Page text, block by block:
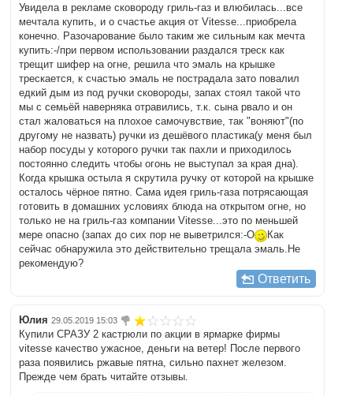
Увидела в рекламе сковороду гриль-газ и влюбилась...все
мечтала купить, и о счастье акция от Vitesse...приобрела
конечно. Разочарование было таким же сильным как мечта
купить:-/при первом использовании раздался треск как
трещит шифер на огне, решила что эмаль на крышке
трескается, к счастью эмаль не пострадала зато повалил
едкий дым из под ручки сковороды, запах стоял такой что
мы с семьёй наверняка отравились, т.к. сына рвало и он
стал жаловаться на плохое самочувствие, так "воняют"(по
другому не назвать) ручки из дешёвого пластика(у меня был
набор посуды у которого ручки так пахли и приходилось
постоянно следить чтобы огонь не выступал за края дна).
Когда крышка остыла я скрутила ручку от которой на крышке
осталось чёрное пятно. Сама идея гриль-газа потрясающая
готовить в домашних условиях блюда на открытом огне, но
только не на гриль-газ компании Vitesse...это по меньшей
мере опасно (запах до сих пор не выветрился:-O
Как
сейчас обнаружила это действительно трещала эмаль.Не
рекомендую?
Ответить
Юлия 29.05.2019 15:03
Купили СРАЗУ 2 кастрюли по акции в ярмарке фирмы
vitesse качество ужасное, деньги на ветер! После первого
раза появились ржавые пятна, сильно пахнет железом.
Прежде чем брать читайте отзывы.